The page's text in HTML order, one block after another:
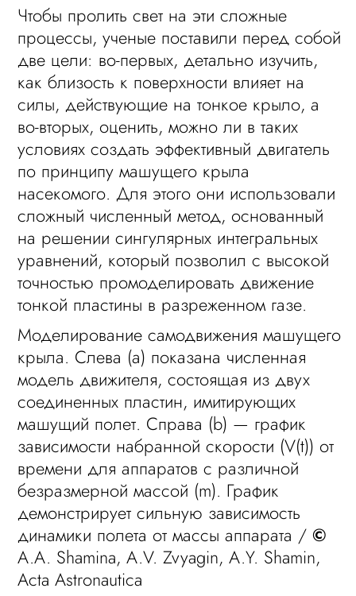
Чтобы пролить свет на эти сложные
процессы, ученые поставили перед собой
две цели: во-первых, детально изучить,
как близость к поверхности влияет на
силы, действующие на тонкое крыло, а
во-вторых, оценить, можно ли в таких
условиях создать эффективный двигатель
по принципу машущего крыла
насекомого. Для этого они использовали
сложный численный метод, основанный
на решении сингулярных интегральных
уравнений, который позволил с высокой
точностью промоделировать движение
тонкой пластины в разреженном газе.
Моделирование самодвижения машущего
крыла. Слева (а) показана численная
модель движителя, состоящая из двух
соединенных пластин, имитирующих
машущий полет. Справа (b) — график
зависимости набранной скорости (V(t)) от
времени для аппаратов с различной
безразмерной массой (m). График
демонстрирует сильную зависимость
динамики полета от массы аппарата /©
A.A. Shamina, A.V. Zvyagin, A.Y. Shamin,
Acta Astronautica